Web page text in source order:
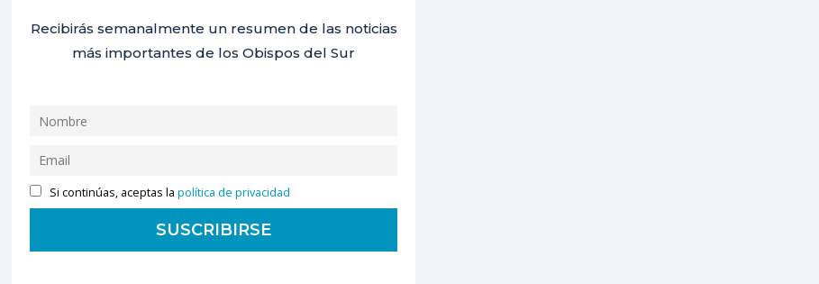
Recibirás semanalmente un resumen de las noticias
más importantes de los Obispos del Sur
Si continúas, aceptas lapolítica de privacidad